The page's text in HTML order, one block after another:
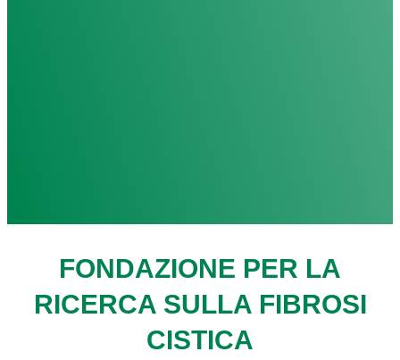
FONDAZIONE PER LA
RICERCA SULLA FIBROSI
CISTICA